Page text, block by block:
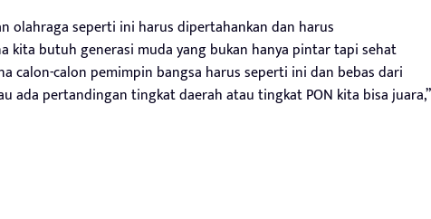
olahraga seperti ini harus dipertahankan dan harus
kita butuh generasi muda yang bukan hanya pintar tapi sehat
calon-calon pemimpin bangsa harus seperti ini dan bebas dari
ada pertandingan tingkat daerah atau tingkat PON kita bisa juara,”